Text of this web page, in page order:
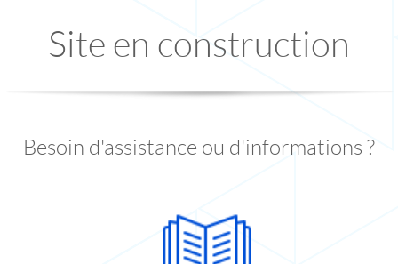
Site en construction
Besoin d'assistance ou d'informations ?